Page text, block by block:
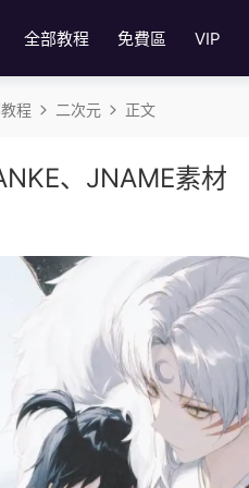
全部教程 免費區 VIP
程 二次元 正文
、JNAME素材